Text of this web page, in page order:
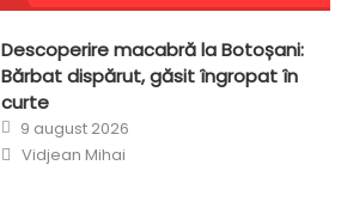
Descoperire macabră la Botoșani:
Bărbat dispărut, găsit îngropat în
curte
Posted
on
9 august 2026
Author
Vidjean Mihai